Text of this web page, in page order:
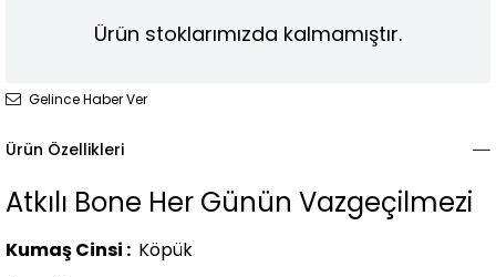
Ürün stoklarımızda kalmamıştır.
Gelince Haber Ver
Ürün Özellikleri
Atkılı Bone Her Günün Vazgeçilmezi
Kumaş Cinsi : Köpük